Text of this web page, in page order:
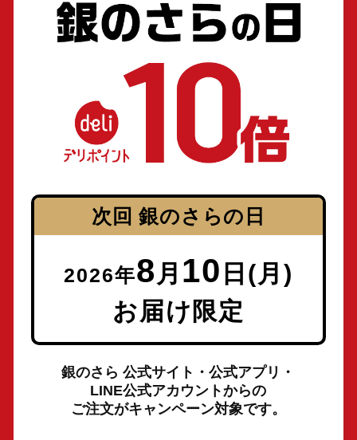
次回 銀のさらの日
2026年8月 10 日(月 )
お届け限定
銀のさら 公式サイト・公式アプリ・
LINE公式アカウントからの
ご注文がキャンペーン対象です。